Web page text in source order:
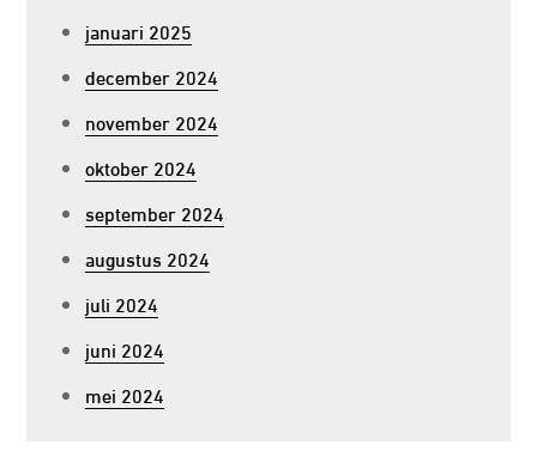
januari 2025
december 2024
november 2024
oktober 2024
september 2024
augustus 2024
juli 2024
juni 2024
mei 2024